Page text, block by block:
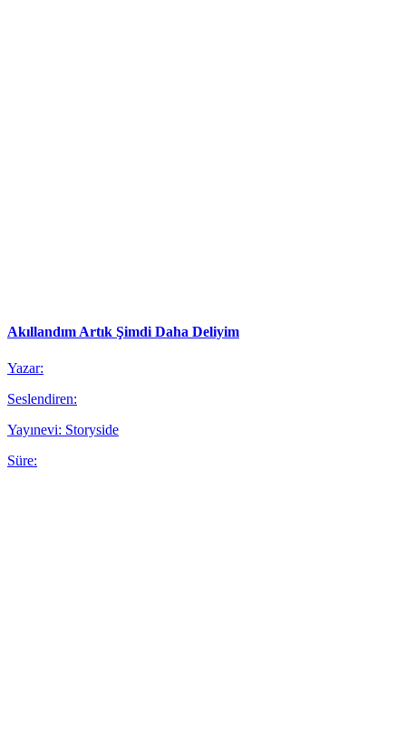
Akıllandım Artık Şimdi Daha Deliyim
Yazar:
Seslendiren:
Yayınevi: Storyside
Süre: